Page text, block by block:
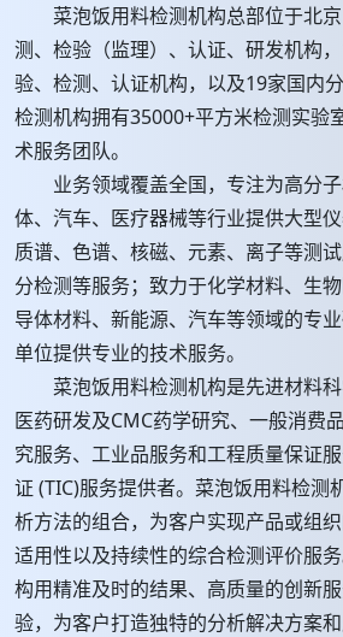
菜泡饭用料检测机构总部位于北
测、检验（监理）、认证、研发机构
验、检测、认证机构，以及19家国内
检测机构拥有35000+平方米检测实验
术服务团队。
业务领域覆盖全国，专注为高分
体、汽车、医疗器械等行业提供大型仪
质谱、色谱、核磁、元素、离子等测
分检测等服务；致力于化学材料、生
导体材料、新能源、汽车等领域的专
单位提供专业的技术服务。
菜泡饭用料检测机构是先进材料
医药研发及CMC药学研究、一般消费
究服务、工业品服务和工程质量保证
证 (TIC)服务提供者。菜泡饭用料检测
析方法的组合，为客户实现产品或组织
适用性以及持续性的综合检测评价服
构用精准及时的结果、高质量的创新
验，为客户打造独特的分析解决方案